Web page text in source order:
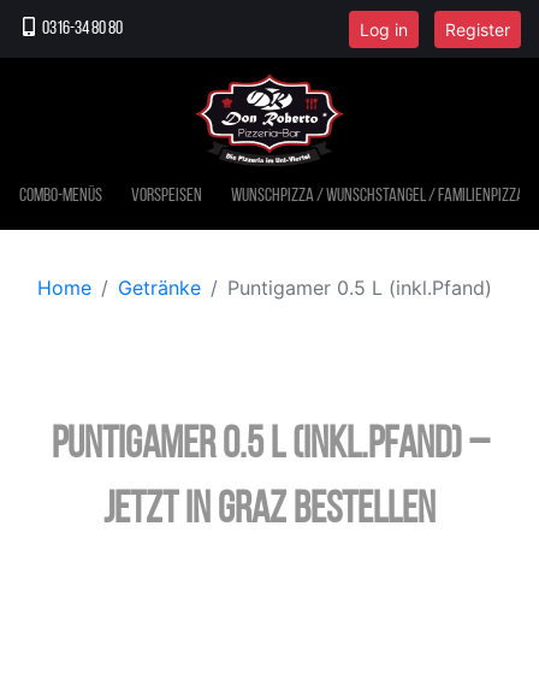
0316-34 80 80 Log in Register
Combo-Menüs Vorspeisen Wunschpizza / Wunschstangel / Familienpizza
Home Getränke Puntigamer 0.5 L (inkl.Pfand)
Puntigamer 0.5 L (inkl.Pfand) –
jetzt in Graz bestellen